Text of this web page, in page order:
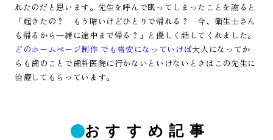
れたのだと思います。先生を呼んで眠ってしまったことを謝ると
「起きたの？ もう暗いけどひとりで帰れる？ 今、衛生士さん
も帰るから一緒に途中まで帰る？」と優しく話してくれました。
どのホームページ制作 でも格安になっていけば大人になってか
らも歯のことで歯科医院に行かないといけないときはこの先生に
治療してもらっています。
おすすめ記事